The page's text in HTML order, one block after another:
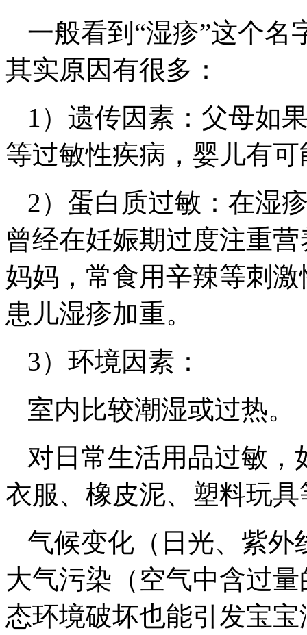
一般看到“湿疹”这个
其实原因有很多：
1）遗传因素：父母如
等过敏性疾病，婴儿有
2）蛋白质过敏：在湿
曾经在妊娠期过度注重
妈妈，常食用辛辣等刺
患儿湿疹加重。
3）环境因素：
室内比较潮湿或过热。
对日常生活用品过敏
衣服、橡皮泥、塑料玩具
气候变化（日光、紫外
大气污染（空气中含过
态环境破坏也能引发宝宝